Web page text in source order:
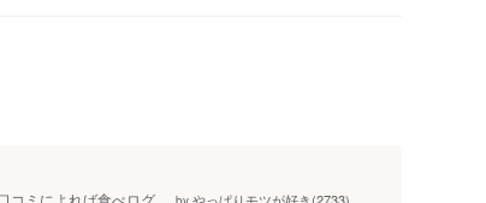
ミによれば食べログ...